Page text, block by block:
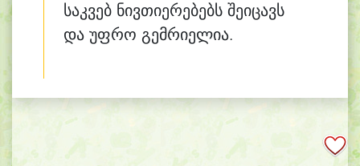
საკვებ ნივთიერებებს შეიცავს
და უფრო გემრიელია.